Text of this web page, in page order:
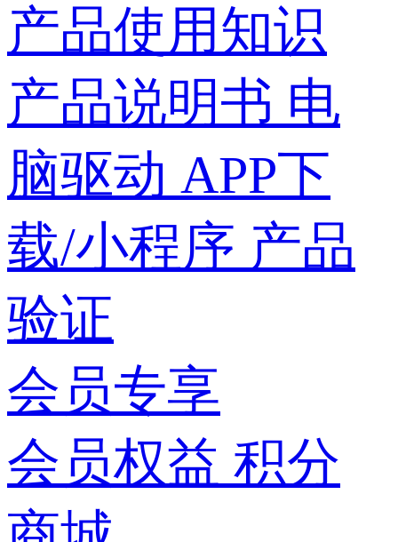
产品使用知识
产品说明书 电
脑驱动 APP下
载/小程序 产品
验证
会员专享
会员权益 积分